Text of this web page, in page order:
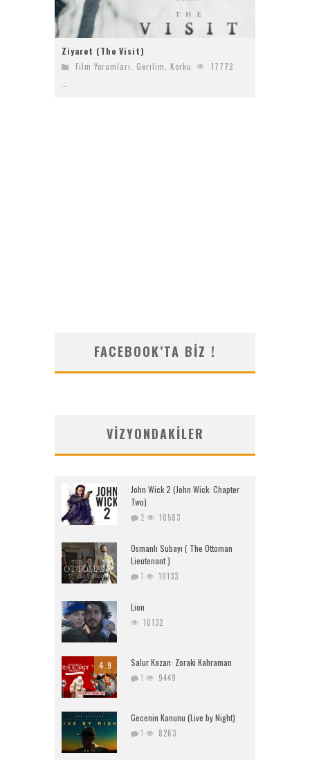
Ziyaret (The Visit)
Film Yorumları Gerilim Korku 17772
...
FACEBOOK’TA BIZ !
VIZYONDAKILER
John Wick 2 (John Wick: Chapter
Two)
2 10583
Osmanlı Subayı ( The Ottoman
Lieutenant )
1 10133
Lion
10132
4.9 Salur Kazan: Zoraki Kahraman
1 9449
Gecenin Kanunu (Live by Night)
1 8263